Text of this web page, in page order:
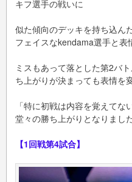
キフ選⼿の戦いに
似た傾向のデッキを持ち込ん
フェイスなkendama選⼿と
ミスもあって落とした第2バ
ち上がりが決まっても表情を
「特に初戦は内容を覚えて
堂々の勝ち上がりとなりまし
【1回戦第4試合】